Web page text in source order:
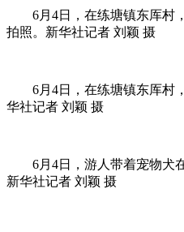
6月4日，在练塘镇东厍村
拍照。新华社记者 刘颖 摄
6月4日，在练塘镇东厍村
华社记者 刘颖 摄
6月4日，游人带着宠物犬在
新华社记者 刘颖 摄